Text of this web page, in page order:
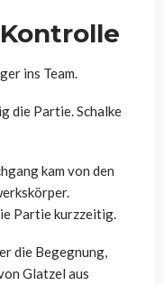
ins Team.
die Partie. Schalke
kam von den
Partie kurzzeitig.
die Begegnung,
Glatzel aus